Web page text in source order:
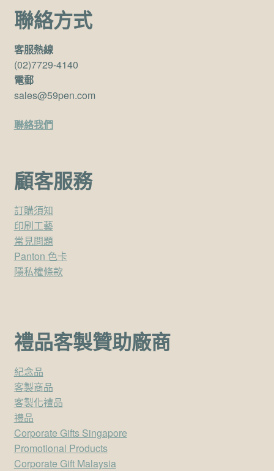
聯絡方式
客服熱線
(02)7729-4140
電郵
sales@59pen.com
聯絡我們
顧客服務
訂購須知
印刷工藝
常見問題
Panton 色卡
隱私權條款
禮品客製贊助廠商
紀念品
客製商品
客製化禮品
禮品
Corporate Gifts Singapore
Promotional Products
Corporate Gift Malaysia